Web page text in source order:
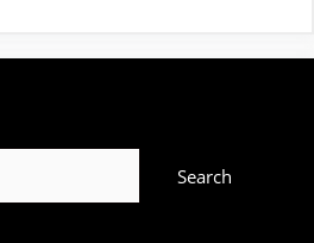
Search